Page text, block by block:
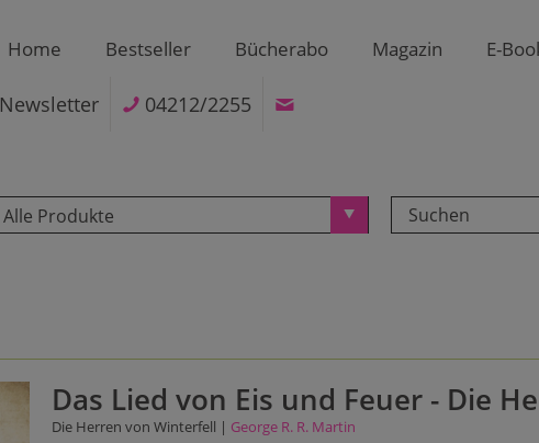
Home Bestseller Bücherabo Magazin E-
Newsletter 04212/2255
Alle Produkte
Das Lied von Eis und Feuer - Die
Die Herren von Winterfell | George R. R. Martin